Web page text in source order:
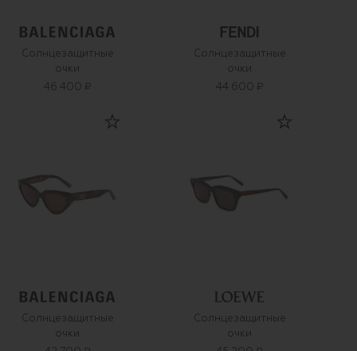
Солнцезащитные
очки
46 400 ₽
Солнцезащитные
очки
44 600 ₽
Солнцезащитные
очки
Солнцезащитные
очки